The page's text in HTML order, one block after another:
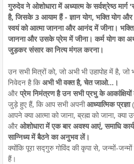
गुरुदेव ने ओशोधारा में अध्यात्म के सर्वश्रेष्ठ मार्ग
है, जिसके 3 आयाम हैं - ज्ञान योग, भक्ति योग और
स्वयं को आत्मा जानना और आनंद में जीना। भक्ति
जानना और उसके प्रेम में जीना। कर्म योग का
जुड़कर संसार का नित्य मंगल करना।
उन सभी मित्रों को, जो अभी भी उहापोह में है,
निवेदन है किअभी भी वक्त है, चेत जाओ...।
और प्रेम निमंत्रण है उन सभी प्रभु के आकांक्षियों
जुड़े हुए हैं, कि आप सभी अपनीआध्यात्मिक प्रज्ञा
आपने क्या आत्मा को जाना, ब्रह्म को जाना, क्या
और ओशोधारा में एक बार अवश्य आएं, समाधि
सान्निध्य में बैठने का अनुभव लें।
क्योंकि पूरा सद्गुरु गोविंद की कृपा से, जन्मों-जन्मों
हैं।